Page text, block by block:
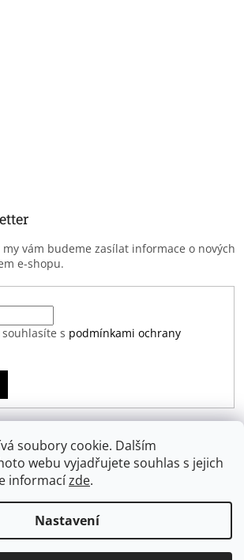
soubory cookie. Dalším
webu vyjadřujete souhlas s jejich
informacízde.
Nastavení
vám budeme zasílat informace o nových
e-shopu.
s podmínkami ochrany
Záruka spokojenosti
Vytvořil Shoptet